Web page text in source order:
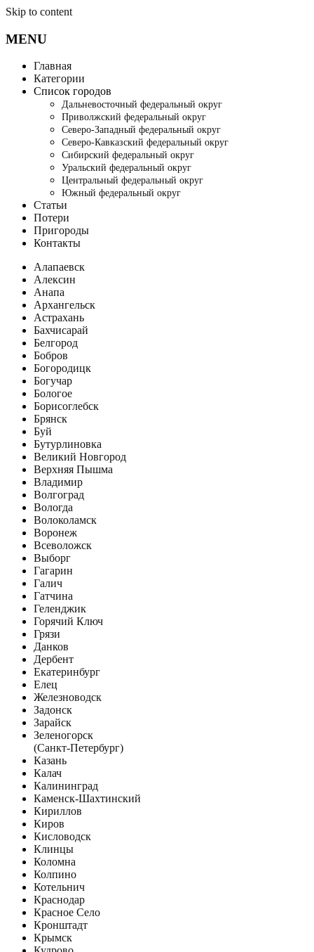
Skip to content
MENU
Главная
Категории
Список городов
Дальневосточный федеральный округ
Приволжский федеральный округ
Северо-Западный федеральный округ
Северо-Кавказский федеральный округ
Сибирский федеральный округ
Уральский федеральный округ
Центральный федеральный округ
Южный федеральный округ
Статьи
Потери
Пригороды
Контакты
Алапаевск
Алексин
Анапа
Архангельск
Астрахань
Бахчисарай
Белгород
Бобров
Богородицк
Богучар
Бологое
Борисоглебск
Брянск
Буй
Бутурлиновка
Великий Новгород
Верхняя Пышма
Владимир
Волгоград
Вологда
Волоколамск
Воронеж
Всеволожск
Выборг
Гагарин
Галич
Гатчина
Геленджик
Горячий Ключ
Грязи
Данков
Дербент
Екатеринбург
Елец
Железноводск
Задонск
Зарайск
Зеленогорск
(Санкт-Петербург)
Казань
Калач
Калининград
Каменск-Шахтинский
Кириллов
Киров
Кисловодск
Клинцы
Коломна
Колпино
Котельнич
Краснодар
Красное Село
Кронштадт
Крымск